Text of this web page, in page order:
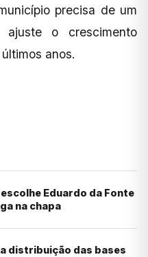
precisa de um
o crescimento
anos.
Eduardo da Fonte
na chapa
distribuição das bases